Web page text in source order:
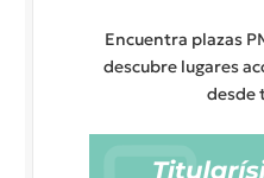
Encuentra plazas
descubre lugares
desde